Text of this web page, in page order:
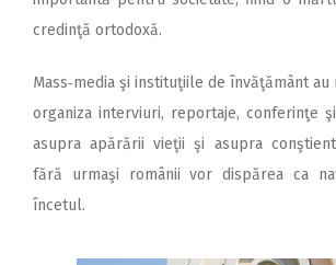
credinţă ortodoxă.
Mass‑media şi instituţiile de învăţământ
organiza interviuri, reportaje, conferinţe
asupra apărării vieţii şi asupra
fără urmaşi românii vor dispărea ca
încetul.